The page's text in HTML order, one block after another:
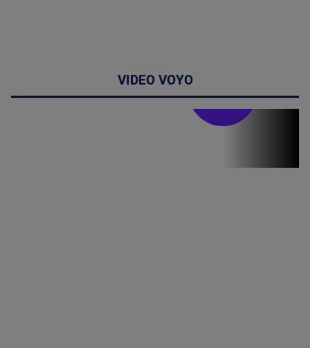
VIDEO VOYO